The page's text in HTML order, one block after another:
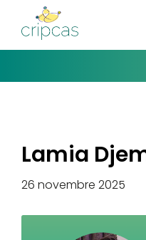
Contact
Lamia
26 novembre 2025